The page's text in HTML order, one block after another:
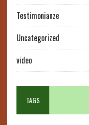
Testimonianze
Uncategorized
video
TAGS